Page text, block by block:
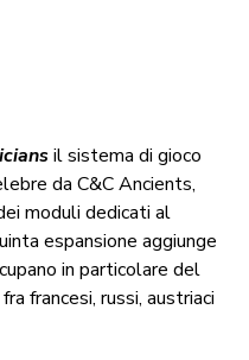
il sistema di gioco
da C&C Ancients,
moduli dedicati al
espansione aggiunge
in particolare del
francesi, russi, austriaci